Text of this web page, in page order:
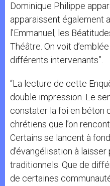
Dominique Philippe
apparaissent également
l’Emmanuel, les
Théâtre. On voit
différents intervenants”.
“La lecture de cette
double impression. Le
constater la foi en béton
chrétiens que l’on
Certains se lancent à
d’évangélisation à
traditionnels. Que de
de certaines